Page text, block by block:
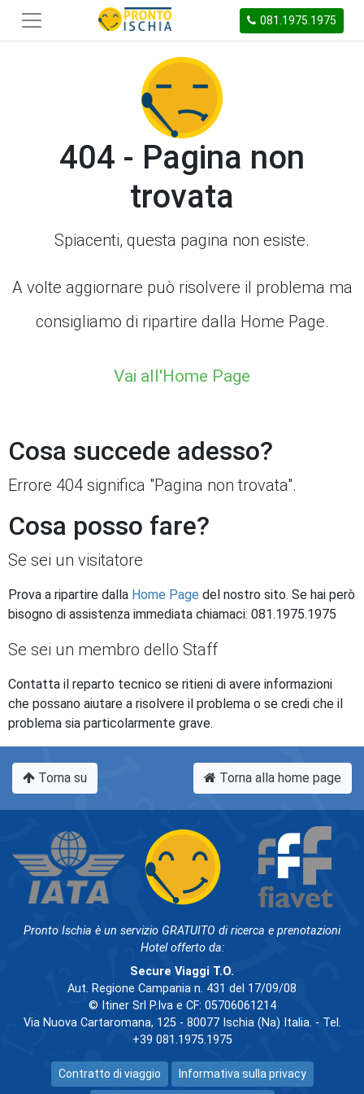
081.1975.1975
404 - Pagina non
trovata
Spiacenti, questa pagina non esiste.
A volte aggiornare può risolvere il problema ma
consigliamo di ripartire dalla Home Page.
Vai all'Home Page
Cosa succede adesso?
Errore 404 significa "Pagina non trovata".
Cosa posso fare?
Se sei un visitatore
Prova a ripartire dalla Home Page del nostro sito. Se hai però
bisogno di assistenza immediata chiamaci: 081.1975.1975
Se sei un membro dello Staff
Contatta il reparto tecnico se ritieni di avere informazioni
che possano aiutare a risolvere il problema o se credi che il
problema sia particolarmente grave.
Torna su Torna alla home page
Pronto Ischia è un servizio GRATUITO di ricerca e prenotazioni
Hotel offerto da:
Secure Viaggi T.O.
Aut. Regione Campania n. 431 del 17/09/08
© Itiner Srl P.Iva e CF: 05706061214
Via Nuova Cartaromana, 125 - 80077 Ischia (Na) Italia. - Tel.
+39 081.1975.1975
Contratto di viaggio Informativa sulla privacy